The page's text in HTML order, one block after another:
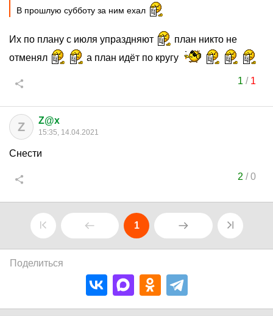
В прошлую субботу за ним ехал
Их по плану с июля упраздняют
план никто не
отменял
а план идёт по кругу
1 / 1
Z Z@x
15:35, 14.04.2021
Снести
2 /0
1
Поделиться